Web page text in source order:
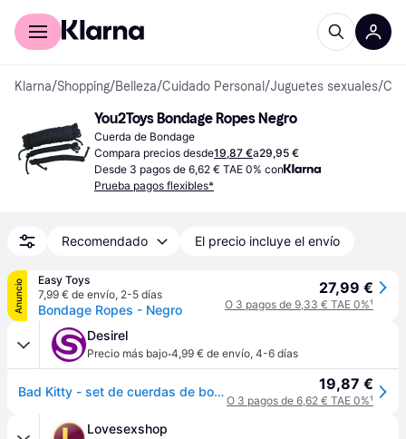
Comprar con Klarna
Klarna/Shopping/Belleza/Cuidado Personal /Juguetes sexuales/
You2Toys Bondage Ropes Negro
Cuerda de Bondage
Compara precios desde19,87 €a29,95 €
Desde 3 pagos de 6,62 € TAE 0% con
Prueba pagos flexibles*
Recomendado El precio incluye el envío
Anuncio
Easy Toys
7,99 € de envío, 2-5 días
Bondage Ropes - Negro
27,99 €
O 3 pagos de 9,33 € TAE 0%¹
Desirel
Precio más bajo·4,99 € de envío, 4-6 días
Bad Kitty - set de cuerdas de bondage (20 m + 2 x 3 m, negro) 19,87 €
O 3 pagos de 6,62 € TAE 0%¹
Lovesexshop